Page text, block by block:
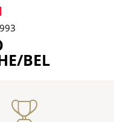
BEL